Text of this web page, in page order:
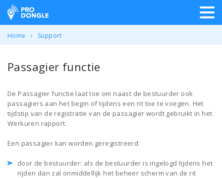
ProDongle Track & Trace
Home Support
Passagier functie
De Passagier functie laat toe om naast de bestuurder ook
passagiers aan het begin of tijdens een rit toe te voegen. Het
tijdstip van de registratie van de passagier wordt gebruikt in het
Werkuren rapport.
Een passagier kan worden geregistreerd:
door de bestuurder: als de bestuurder is ingelogd tijdens het
rijden dan zal onmiddellijk het beheer scherm van de rit